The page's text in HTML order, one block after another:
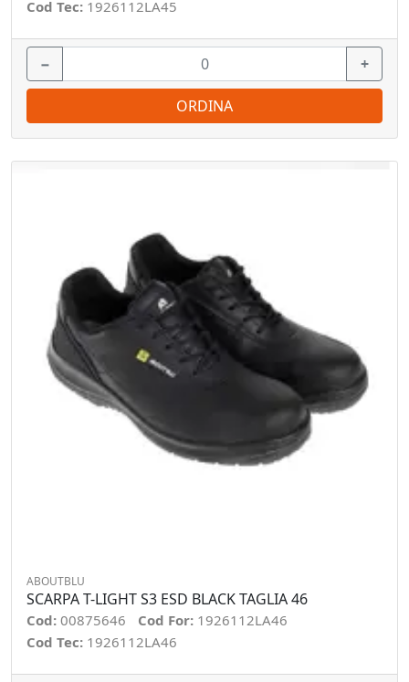
Cod Tec: 1926112LA45
− +
ORDINA
ABOUTBLU
SCARPA T-LIGHT S3 ESD BLACK TAGLIA 46
Cod: 00875646 Cod For: 1926112LA46
Cod Tec: 1926112LA46